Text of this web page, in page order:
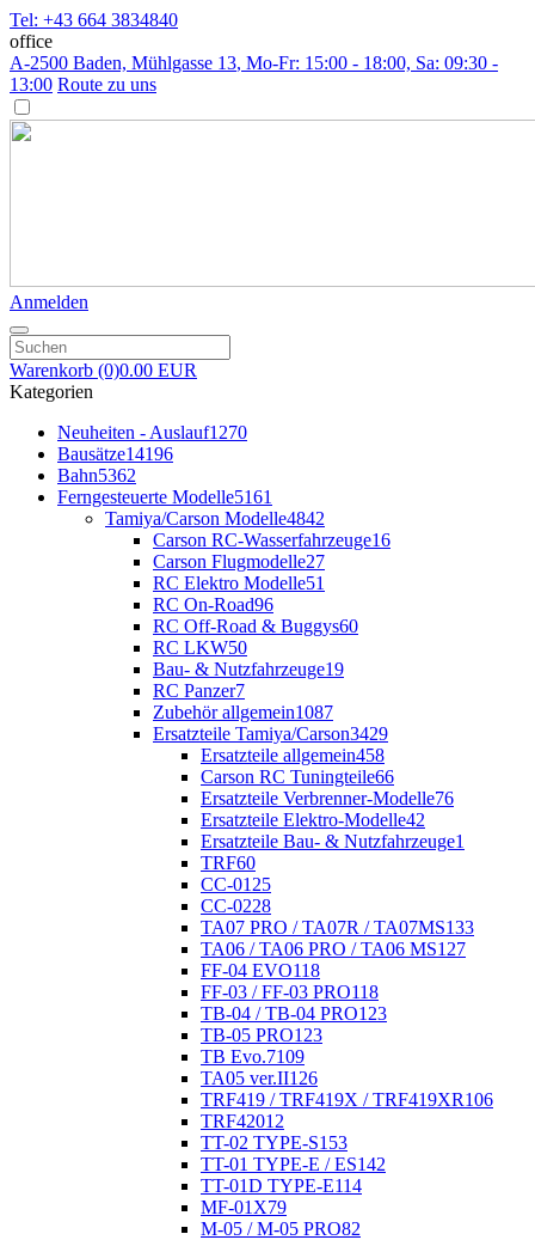
Tel: +43 664 3834840
office
A-2500 Baden, Mühlgasse 13, Mo-Fr: 15:00 - 18:00, Sa: 09:30 -
13:00 Route zu uns
Anmelden
Warenkorb (0)0.00 EUR
Kategorien
Neuheiten - Auslauf1270
Bausätze14196
Bahn5362
Ferngesteuerte Modelle5161
Tamiya/Carson Modelle4842
Carson RC-Wasserfahrzeuge16
Carson Flugmodelle27
RC Elektro Modelle51
RC On-Road96
RC Off-Road & Buggys60
RC LKW50
Bau- & Nutzfahrzeuge19
RC Panzer7
Zubehör allgemein1087
Ersatzteile Tamiya/Carson3429
Ersatzteile allgemein458
Carson RC Tuningteile66
Ersatzteile Verbrenner-Modelle76
Ersatzteile Elektro-Modelle42
Ersatzteile Bau- & Nutzfahrzeuge1
TRF60
CC-01 25
CC-0228
TA07 PRO / TA07R / TA07MS133
TA06 / TA06 PRO / TA06 MS127
FF-04 EVO118
FF-03 / FF-03 PRO118
TB-04 / TB-04 PRO123
TB-05 PRO123
TB Evo.7109
TA05 ver.II126
TRF419 / TRF419X / TRF419XR106
TRF42012
TT-02 TYPE-S153
TT-01 TYPE-E / ES142
TT-01D TYPE-E114
MF-01X79
M-05 / M-05 PRO82